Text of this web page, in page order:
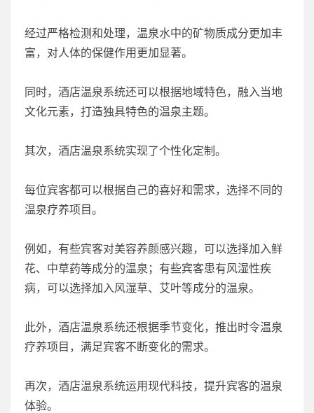
经过严格检测和处理，温泉水中的矿物质成分更加丰
富，对人体的保健作用更加显著。
同时，酒店温泉系统还可以根据地域特色，融入当地
文化元素，打造独具特色的温泉主题。
其次，酒店温泉系统实现了个性化定制。
每位宾客都可以根据自己的喜好和需求，选择不同的
温泉疗养项目。
例如，有些宾客对美容养颜感兴趣，可以选择加入鲜
花、中草药等成分的温泉；有些宾客患有风湿性疾
病，可以选择加入风湿草、艾叶等成分的温泉。
此外，酒店温泉系统还根据季节变化，推出时令温泉
疗养项目，满足宾客不断变化的需求。
再次，酒店温泉系统运用现代科技，提升宾客的温泉
体验。